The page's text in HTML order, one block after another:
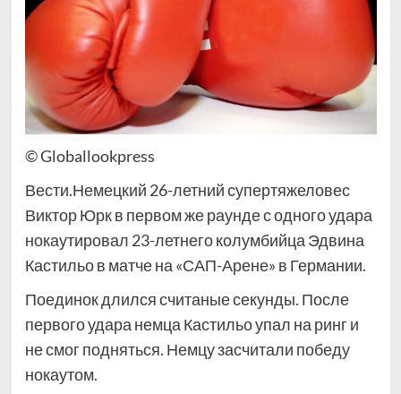
© Globallookpress
Вести.Немецкий 26-летний супертяжеловес
Виктор Юрк в первом же раунде с одного удара
нокаутировал 23-летнего колумбийца Эдвина
Кастильо в матче на «САП-Арене» в Германии.
Поединок длился считаные секунды. После
первого удара немца Кастильо упал на ринг и
не смог подняться. Немцу засчитали победу
нокаутом.